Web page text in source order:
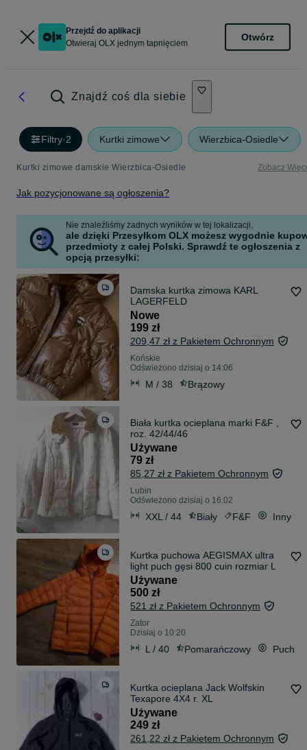
Przejdź do aplikacji
Otwieraj OLX jednym tapnięciem
Otwórz
Znajdź coś dla siebie
Filtry·2 Kurtki zimowe Wierzbica-Osiedle
Kurtki zimowe damskie Wierzbica-Osiedle Zobacz
Jak pozycjonowane są ogłoszenia?
Nie znaleźliśmy żadnych wyników w tej lokalizacji,
ale dzięki Przesyłkom OLX możesz wygodnie
przedmioty z całej Polski. Sprawdź te ogłoszenia z
opcją przesyłki:
Damska kurtka zimowa KARL
LAGERFELD
Nowe
199 zł
209,47 zł z Pakietem Ochronnym
Końskie
Odświeżono dzisiaj o 14:06
M / 38 Brązowy
Biała kurtka ocieplana marki F&F ,
roz. 42/44/46
Używane
79 zł
85,27 zł z Pakietem Ochronnym
Lubin
Odświeżono dzisiaj o 16:02
XXL / 44 Biały F&F Inny
Kurtka puchowa AEGISMAX ultra
light puch gęsi 800 cuin rozmiar L
Używane
500 zł
521 zł z Pakietem Ochronnym
Zator
Dzisiaj o 10:20
L / 40 Pomarańczowy Puch
Kurtka ocieplana Jack Wolfskin
Texapore 4X4 r. XL
Używane
249 zł
261,22 zł z Pakietem Ochronnym